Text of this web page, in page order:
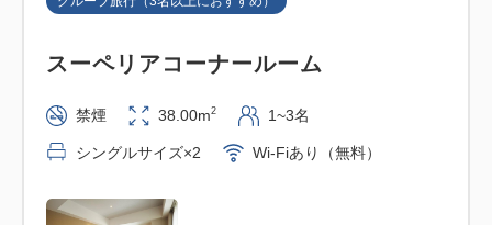
スーペリアコーナールーム
禁煙 38.00m2 1~3名
シングルサイズ×2 Wi-Fiあり（無料）